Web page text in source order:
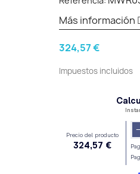
Más información
324,57 €
Impuestos incluidos